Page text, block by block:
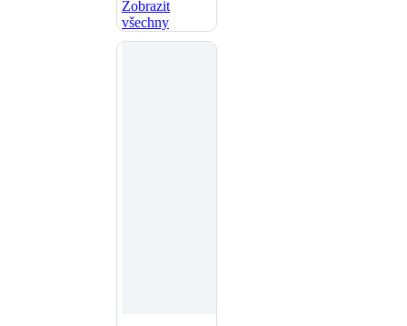
Zobrazit
všechny